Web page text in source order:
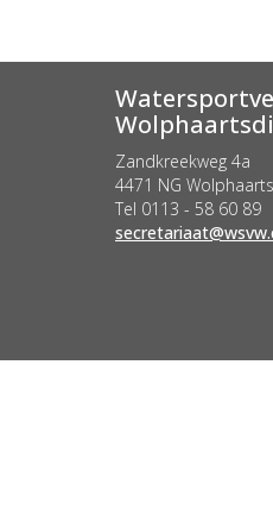
Zandkreekweg 4a
4471 NG
Tel 0113 - 58 60 89
taairaterces